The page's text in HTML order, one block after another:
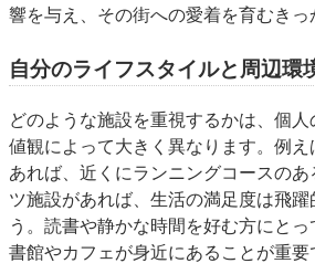
響を与え、その街への愛着を育むきっ
自分のライフスタイルと周辺環
どのような施設を重視するかは、個
値観によって大きく異なります。例
あれば、近くにランニングコースの
ツ施設があれば、生活の満足度は飛躍
う。読書や静かな時間を好む方にと
書館やカフェが身近にあることが重要